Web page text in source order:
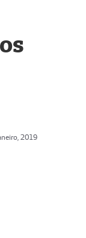
2019